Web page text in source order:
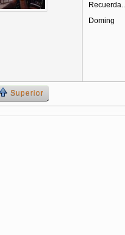
Doming
Superior